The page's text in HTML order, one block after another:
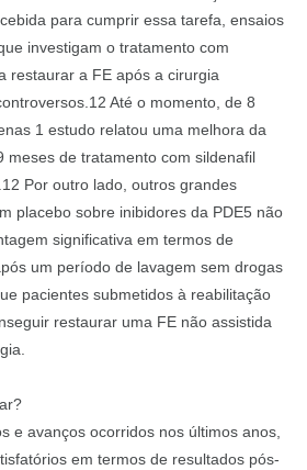
para cumprir essa tarefa, ensaios
investigam o tratamento com
restaurar a FE após a cirurgia
Até o momento, de 8
1 estudo relatou uma melhora da
meses de tratamento com sildenafil
Por outro lado, outros grandes
placebo sobre inibidores da PDE5 não
significativa em termos de
um período de lavagem sem drogas
pacientes submetidos à reabilitação
restaurar uma FE não assistida
e avanços ocorridos nos últimos anos,
em termos de resultados pós-